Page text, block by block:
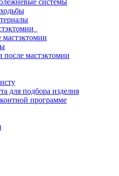
системы
мастэктомии
после мастэктомии
для подбора изделия
программе